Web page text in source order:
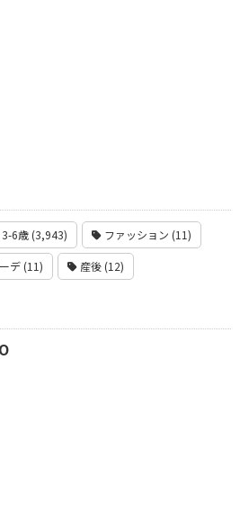
6歳 (3,943) ファッション (11)
デ (11) 産後 (12)